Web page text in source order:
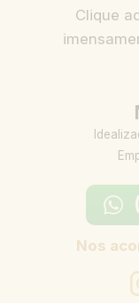
Clique
Nos